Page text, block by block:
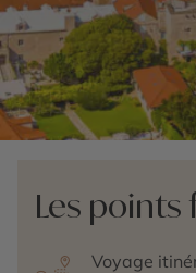
Les points
Voyage